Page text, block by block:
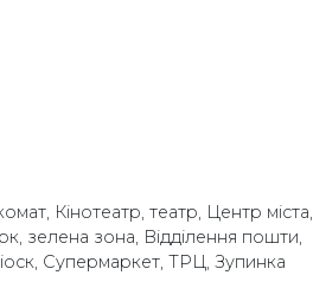
Кінотеатр, театр, Центр міста,
зелена зона, Відділення пошти,
Супермаркет, ТРЦ, Зупинка